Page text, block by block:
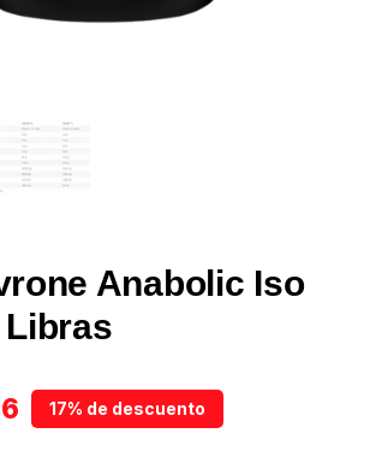
Anabolic Iso
Libras
17% de descuento